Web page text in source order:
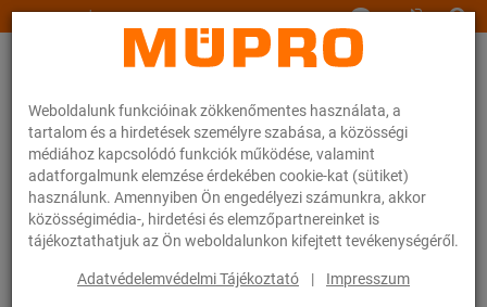
Weboldalunk funkcióinak zökkenőmentes használata, a
tartalom és a hirdetések személyre szabása, a közösségi
médiához kapcsolódó funkciók működése, valamint
adatforgalmunk elemzése érdekében cookie-kat (sütiket)
használunk. Amennyiben Ön engedélyezi számunkra, akkor
közösségimédia-, hirdetési és elemzőpartnereinket is
tájékoztathatjuk az Ön weboldalunkon kifejtett tevékenységéről.
Adatvédelemvédelmi Tájékoztató | Impresszum
www.muepro.hu
Webáruhàz Rögzítéstechnika
Szerelési anyagok
Hatlapfejű önfúró csavar, DIN 7504